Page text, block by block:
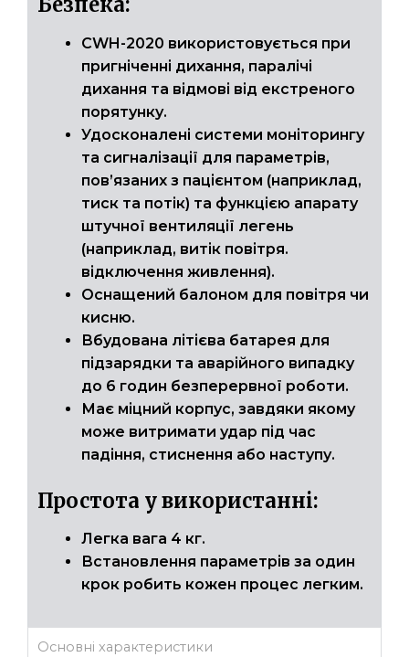
CWH-2020 використовується при
пригніченні дихання, паралічі
дихання та відмові від екстреного
порятунку.
Удосконалені системи моніторингу
та сигналізації для параметрів,
пов’язаних з пацієнтом (наприклад,
тиск та потік) та функцією апарату
штучної вентиляції легень
(наприклад, витік повітря.
відключення живлення).
Оснащений балоном для повітря чи
кисню.
Вбудована літієва батарея для
підзарядки та аварійного випадку
до 6 годин безперервної роботи.
Має міцний корпус, завдяки якому
може витримати удар під час
падіння, стиснення або наступу.
Простота у використанні:
Легка вага 4 кг.
Встановлення параметрів за один
крок робить кожен процес легким.
Основні характеристики